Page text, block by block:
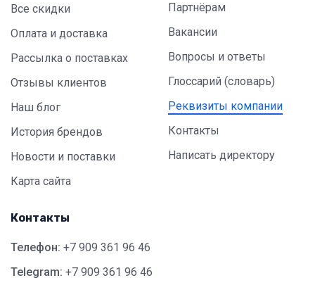
Все скидки
Оплата и доставка
Рассылка о поставках
Отзывы клиентов
Наш блог
История брендов
Новости и поставки
Карта сайта
Партнёрам
Вакансии
Вопросы и ответы
Глоссарий (словарь)
Реквизиты компании
Контакты
Написать директору
Контакты
Телефон: +7 909 361 96 46
Telegram: +7 909 361 96 46